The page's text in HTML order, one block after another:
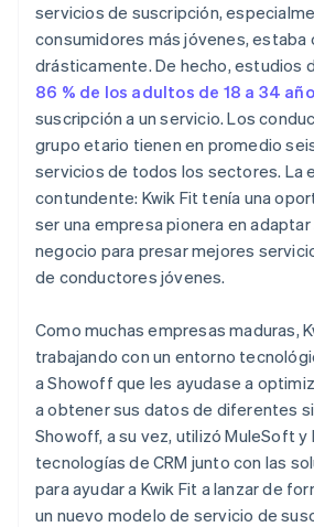
servicios de suscripción,
consumidores más jóvenes, estaba
drásticamente. De hecho, estudios
86 % de los adultos de 18 a 34
suscripción a un servicio. Los
grupo etario tienen en promedio
servicios de todos los sectores. La
contundente: Kwik Fit tenía una
ser una empresa pionera en
negocio para presar mejores
de conductores jóvenes.
Como muchas empresas maduras,
trabajando con un entorno
a Showoff que les ayudase a
a obtener sus datos de diferentes
Showoff, a su vez, utilizó MuleSoft y
tecnologías de CRM junto con las
para ayudar a Kwik Fit a lanzar de
un nuevo modelo de servicio de